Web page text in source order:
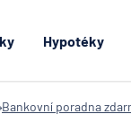
Hypotéky
Bankovní poradna